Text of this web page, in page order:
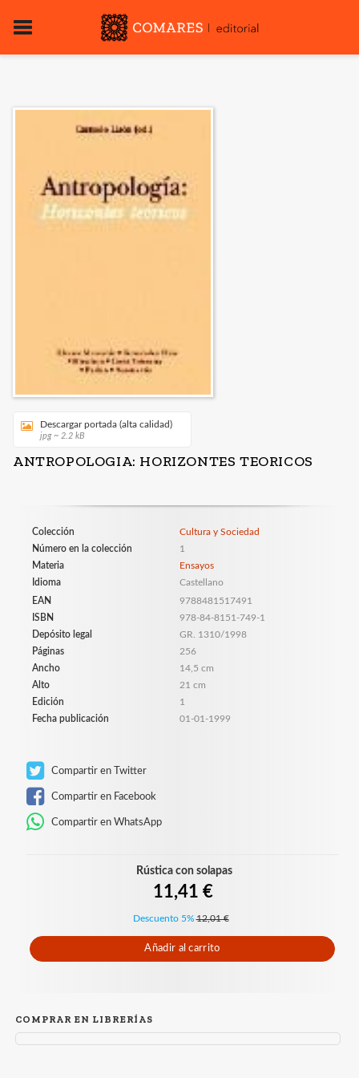
Descargar portada (alta calidad)
jpg ~ 2.2 kB
ANTROPOLOGIA: HORIZONTES TEORICOS
Colección
Cultura y Sociedad
Número en la colección
1
Materia
Ensayos
Idioma
Castellano
EAN
9788481517491
ISBN
978-84-8151-749-1
Depósito legal
GR. 1310/1998
Páginas
256
Ancho
14,5 cm
Alto
21 cm
Edición
1
Fecha publicación
01-01-1999
Compartir en Twitter
Compartir en Facebook
Compartir en WhatsApp
Rústica con solapas
11,41 €
Descuento 5% 12,01 €
Añadir al carrito
COMPRAR EN LIBRERÍAS